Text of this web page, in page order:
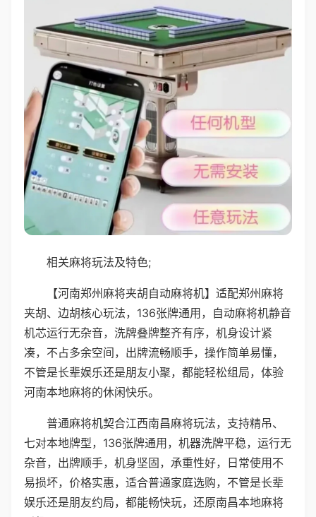
相关麻将玩法及特色;
【河南郑州麻将夹胡自动麻将机】适配郑州麻将
夹胡、边胡核心玩法，136张牌通用，自动麻将机静音
机芯运行无杂音，洗牌叠牌整齐有序，机身设计紧
凑，不占多余空间，出牌流畅顺手，操作简单易懂，
不管是长辈娱乐还是朋友小聚，都能轻松组局，体验
河南本地麻将的休闲快乐。
普通麻将机契合江西南昌麻将玩法，支持精吊、
七对本地牌型，136张牌通用，机器洗牌平稳，运行无
杂音，出牌顺手，机身坚固，承重性好，日常使用不
易损坏，价格实惠，适合普通家庭选购，不管是长辈
娱乐还是朋友约局，都能畅快玩，还原南昌本地麻将